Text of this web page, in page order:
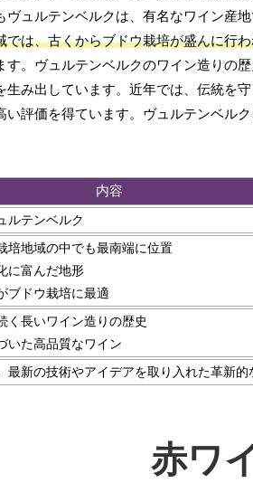
ヴュルテンベルクは、有名なワイン産
では、古くからブドウ栽培が盛んに行
す。ヴュルテンベルクのワイン造りの
生み出しています。近年では、伝統を
い評価を得ています。ヴュルテンベル
内容
ルテンベルク
培地域の中でも最南端に位置
に富んだ地形
ブドウ栽培に最適
く長いワイン造りの歴史
いた高品質なワイン
最新の技術やアイデアを取り入れた革新的
赤ワ